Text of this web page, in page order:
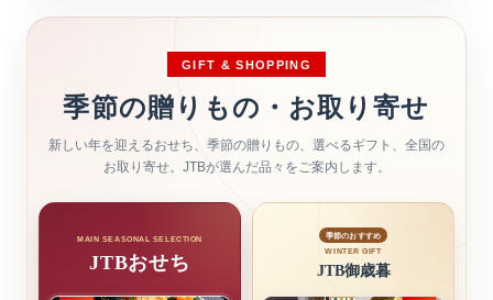
GIFT & SHOPPING
季節の贈りもの・お取り寄せ
新しい年を迎えるおせち、季節の贈りもの、選べるギフト、全国の
お取り寄せ。JTBが選んだ品々をご案内します。
MAIN SEASONAL SELECTION
JTBおせち
季節のおすすめ
WINTER GIFT
JTB御歳暮